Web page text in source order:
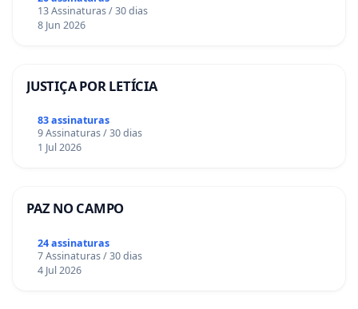
13 Assinaturas / 30 dias
8 Jun 2026
JUSTIÇA POR LETÍCIA
83 assinaturas
9 Assinaturas / 30 dias
1 Jul 2026
PAZ NO CAMPO
24 assinaturas
7 Assinaturas / 30 dias
4 Jul 2026